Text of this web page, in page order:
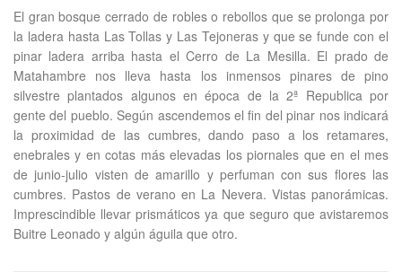
El gran bosque cerrado de robles o rebollos que se prolonga por
la ladera hasta Las Tollas y Las Tejoneras y que se funde con el
pinar ladera arriba hasta el Cerro de La Mesilla. El prado de
Matahambre nos lleva hasta los inmensos pinares de pino
silvestre plantados algunos en época de la 2ª Republica por
gente del pueblo. Según ascendemos el fin del pinar nos indicará
la proximidad de las cumbres, dando paso a los retamares,
enebrales y en cotas más elevadas los piornales que en el mes
de junio-julio visten de amarillo y perfuman con sus flores las
cumbres. Pastos de verano en La Nevera. Vistas panorámicas.
Imprescindible llevar prismáticos ya que seguro que avistaremos
Buitre Leonado y algún águila que otro.